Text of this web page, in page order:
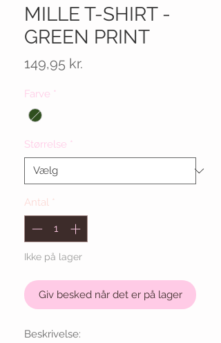
MILLE T-SHIRT -
GREEN PRINT
149,95 kr.
Farve *
Størrelse *
Antal *
Ikke på lager
Giv besked når det er på lager
Beskrivelse: